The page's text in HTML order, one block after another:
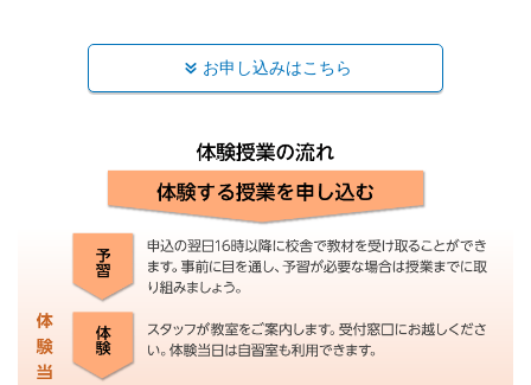
お申し込みはこちら